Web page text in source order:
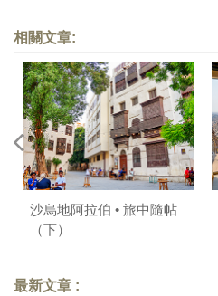
相關文章:
沙烏地阿拉伯 • 旅中隨帖
（下）
最新文章 :